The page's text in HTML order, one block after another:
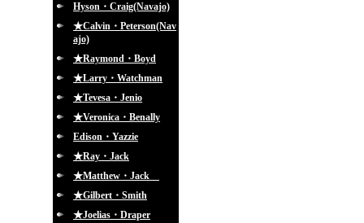
Hyson・Craig(Navajo)
★Calvin・Peterson(Nav
ajo)
★Raymond・Boyd
★Larry・Watchman
★Tevesa・Jenio
★Veronica・Benally
Edison・Yazzie
★Ray・Jack
★Matthew・Jack
★Gilbert・Smith
★Joelias・Draper